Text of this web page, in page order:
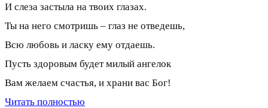
И слеза застыла на твоих глазах.
Ты на него смотришь – глаз не отведешь,
Всю любовь и ласку ему отдаешь.
Пусть здоровым будет милый ангелок
Вам желаем счастья, и храни вас Бог!
Читать полностью